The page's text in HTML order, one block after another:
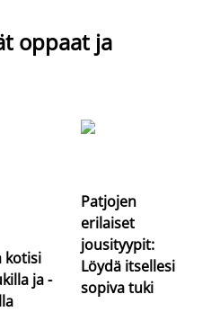
oppaat ja
kotisi
ja -
Patjojen
erilaiset
jousityypit:
Löydä itsellesi
sopiva tuki